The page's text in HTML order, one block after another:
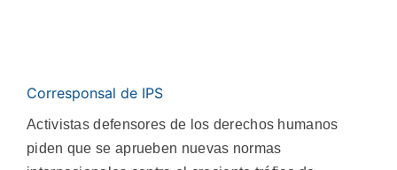
Corresponsal de IPS
Activistas defensores de los derechos humanos
piden que se aprueben nuevas normas